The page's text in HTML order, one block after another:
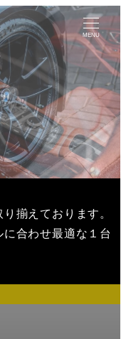
MENU
揃えております。
合わせ最適な１台